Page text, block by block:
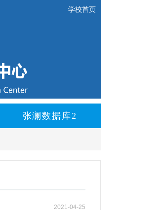
学校首页
张澜数据库2
2021-04-25